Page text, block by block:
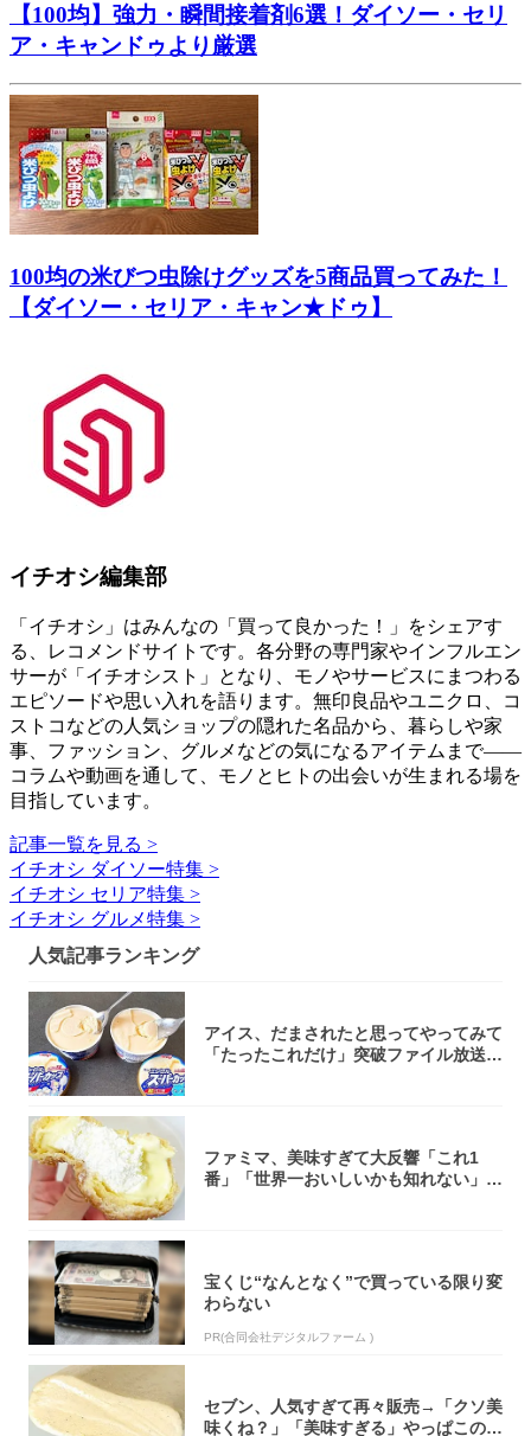
【100均】強力・瞬間接着剤6選！ダイソー・セリ
ア・キャンドゥより厳選
100均の米びつ虫除けグッズを5商品買ってみた！
【ダイソー・セリア・キャン★ドゥ】
イチオシ編集部
「イチオシ」はみんなの「買って良かった！」をシェアす
る、レコメンドサイトです。各分野の専門家やインフルエン
サーが「イチオシスト」となり、モノやサービスにまつわる
エピソードや思い入れを語ります。無印良品やユニクロ、コ
ストコなどの人気ショップの隠れた名品から、暮らしや家
事、ファッション、グルメなどの気になるアイテムまで――
コラムや動画を通して、モノとヒトの出会いが生まれる場を
目指しています。
記事一覧を見る >
イチオシ ダイソー特集 >
イチオシ セリア特集 >
イチオシ グルメ特集 >
人気記事ランキング
アイス、だまされたと思ってやってみて
「たったこれだけ」突破ファイル放送で
ファミマ、美味すぎて大反響「これ1
番」「世界一おいしいかも知れない」
宝くじ“なんとなく”で買っている限り変
わらない
PR(合同会社デジタルファーム )
セブン、人気すぎて再々販売→「クソ美
味くね？」「美味すぎる」やっぱこのク